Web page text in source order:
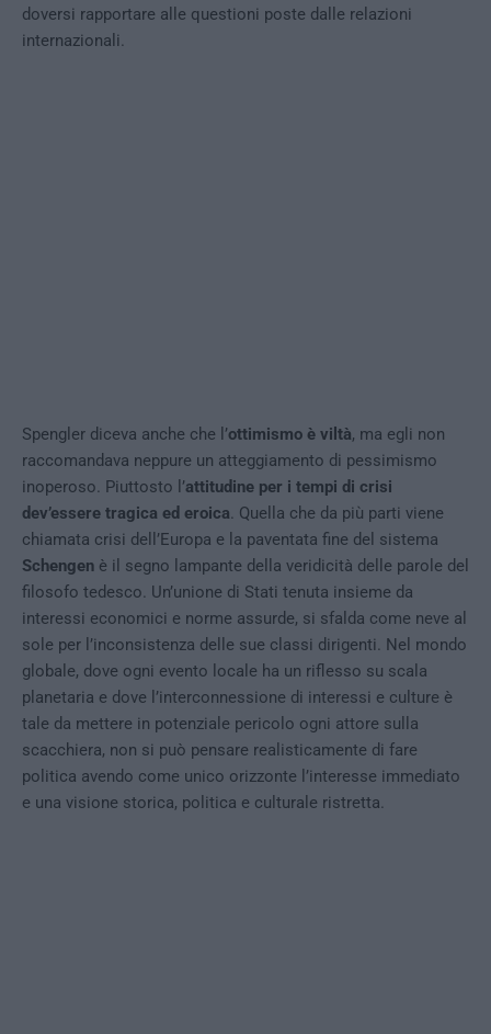
doversi rapportare alle questioni poste dalle relazioni
internazionali.
Spengler diceva anche che l’ottimismo è viltà, ma egli non
raccomandava neppure un atteggiamento di pessimismo
inoperoso. Piuttosto l’attitudine per i tempi di crisi
dev’essere tragica ed eroica. Quella che da più parti viene
chiamata crisi dell’Europa e la paventata fine del sistema
Schengen è il segno lampante della veridicità delle parole del
filosofo tedesco. Un’unione di Stati tenuta insieme da
interessi economici e norme assurde, si sfalda come neve al
sole per l’inconsistenza delle sue classi dirigenti. Nel mondo
globale, dove ogni evento locale ha un riflesso su scala
planetaria e dove l’interconnessione di interessi e culture è
tale da mettere in potenziale pericolo ogni attore sulla
scacchiera, non si può pensare realisticamente di fare
politica avendo come unico orizzonte l’interesse immediato
e una visione storica, politica e culturale ristretta.